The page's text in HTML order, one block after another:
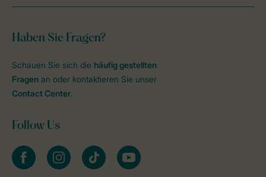
Haben Sie Fragen?
Schauen Sie sich die häufig gestellten
Fragen an oder kontaktieren Sie unser
Contact Center.
Follow Us
facebookinstagramtiktok youtube